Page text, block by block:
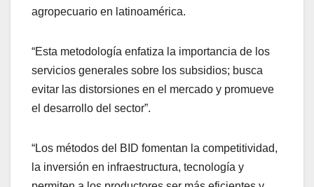
agropecuario en latinoamérica.
“Esta metodología enfatiza la importancia de los
servicios generales sobre los subsidios; busca
evitar las distorsiones en el mercado y promueve
el desarrollo del sector”.
“Los métodos del BID fomentan la competitividad,
la inversión en infraestructura, tecnología y